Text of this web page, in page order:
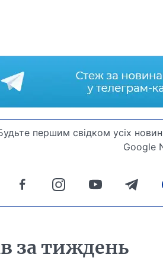
першим свідком усіх
Google
за тиждень